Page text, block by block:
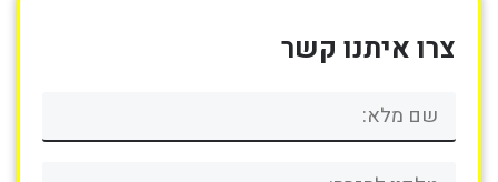
צרו איתנו קשר